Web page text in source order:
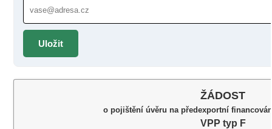
Uložit
ŽÁDOST
o pojištění úvěru na předexportní
VPP typ F